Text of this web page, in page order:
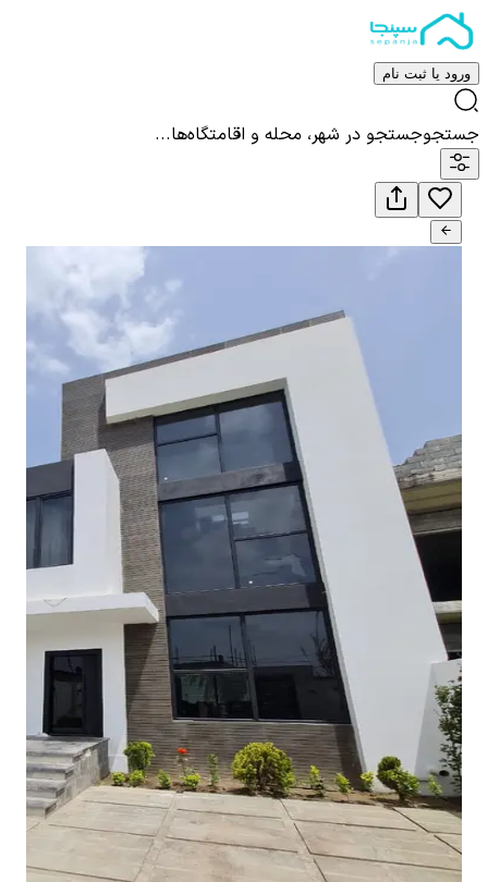
ورود یا ثبت نام
جستجوجستجو در شهر، محله و اقامتگاه‌ها...